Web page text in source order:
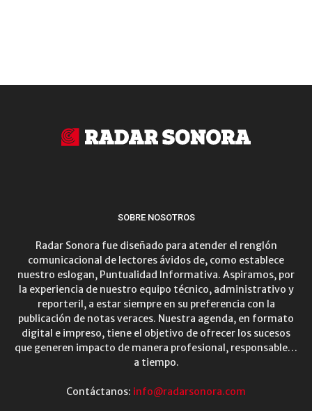
SOBRE NOSOTROS
Radar Sonora fue diseñado para atender el renglón
comunicacional de lectores ávidos de, como establece
nuestro eslogan, Puntualidad Informativa. Aspiramos, por
la experiencia de nuestro equipo técnico, administrativo y
reporteril, a estar siempre en su preferencia con la
publicación de notas veraces. Nuestra agenda, en formato
digital e impreso, tiene el objetivo de ofrecer los sucesos
que generen impacto de manera profesional, responsable…
a tiempo.
Contáctanos: info@radarsonora.com